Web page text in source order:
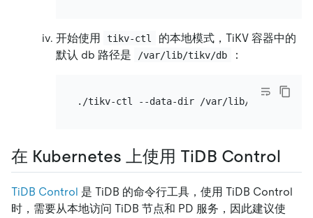
开始使用 tikv-ctl
的本地模式，TiKV 容器中的
默认 db 路径是
/var/lib/tikv/db ：
在 Kubernetes 上使用 TiDB Control
TiDB Control 是 TiDB 的命令行工具，使用 TiDB Control
时，需要从本地访问 TiDB 节点和 PD 服务，因此建议使